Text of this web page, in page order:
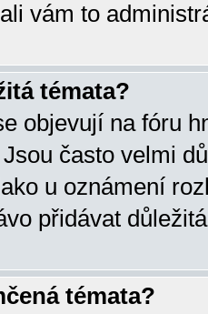
vám to
témata?
objevují na fóru
často velmi
u oznámení
přidávat
témata?